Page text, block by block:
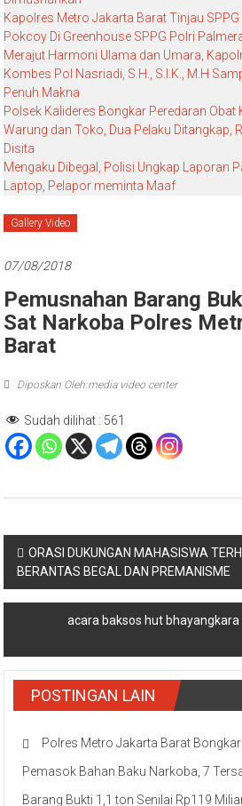
Kapolres Metro Jakarta Barat Tinjau
Pokcoy Di Greenhouse SPPG Polri
Merajut Harmoni Ulama dan Umara,
Kombes Pol Nasriadi, S.H., S.I.K., M.H
Penuh Makna
Polsek Kalideres Bongkar Peredaran Obat
Warung dan Toko, Dua Pelaku Ditangkap,
Disita
Mengaku Dibegal, Polisi Ungkap Laporan
Laptop, Pelapor meminta Maaf
Gallery Video
07/08/2018
Pemusnahan Barang
Sat Narkoba Polres
Barat
Diposkan Oleh:media video center
Sudah dilihat : 561
Navigasi
pos
ORASI DUKUNGAN MAHASISWA
BERANTAS BEGAL DAN PREMANISME
acara baksos hut
POSTINGAN LAIN
Polres Metro Jakarta Barat
Pemasok Bahan Baku Narkoba, 7
Barang Bukti 1,1 ton Senilai Rp119